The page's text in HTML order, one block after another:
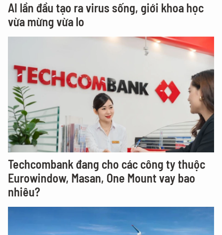
AI lần đầu tạo ra virus sống, giới khoa học
vừa mừng vừa lo
Techcombank đang cho các công ty thuộc
Eurowindow, Masan, One Mount vay bao
nhiêu?